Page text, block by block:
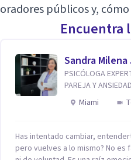
oradores públicos y,
Encuentra
Sandra
PSICÓLOGA
PAREJA Y ANSIEDAD
Miami
Has intentado cambiar,
pero vuelves a lo mismo? No es